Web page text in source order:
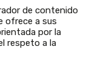
de contenido
ofrece a sus
por la
respeto a la